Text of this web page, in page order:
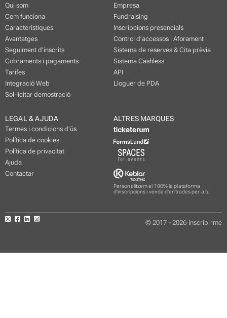
Qui som
Com funciona
Característiques
Avantatges
Seguiment d’inscrits
Cobraments i pagaments
Tarifes
Integració Web
Sol·licitar demostració
Empresa
Fundraising
Inscripcions presencials
Control d’accessos i Aforament
Sistema de reserves & Cita prèvia
Sistema Cashless
API
Lloguer de PDA
LEGAL & AJUDA
Termes i condicions d’ús
Política de cookies
Política de privacitat
Ajuda
Contactar
ALTRES MARQUES
Personalitzem el 100% la plataforma
d'inscripcions i venda d'entrades per a tu
© 2017 - 2026 Inscribirme